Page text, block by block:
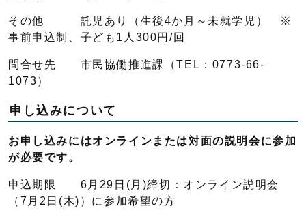
その他 託児あり（生後4か月～未就学児） ※
事前申込制、子ども1人300円/回
問合せ先 市民協働推進課（TEL：0773-66-
1073）
申し込みについて
お申し込みにはオンラインまたは対面の説明会に参加
が必要です。
申込期限 6月29日(月)締切：オンライン説明会
（7月2日(木)）に参加希望の方